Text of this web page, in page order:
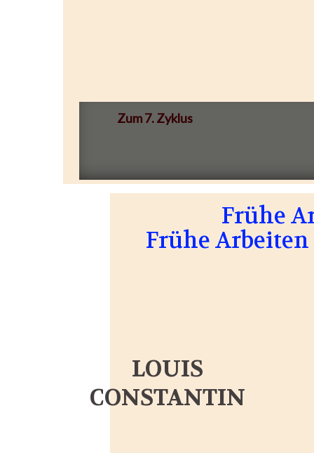
Zum 7. Zyklus
Frühe
Frühe
LOUIS
CONSTANTIN